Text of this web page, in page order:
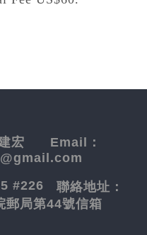
建宏 Email：
#226 聯絡地址：
郵局第44號信箱